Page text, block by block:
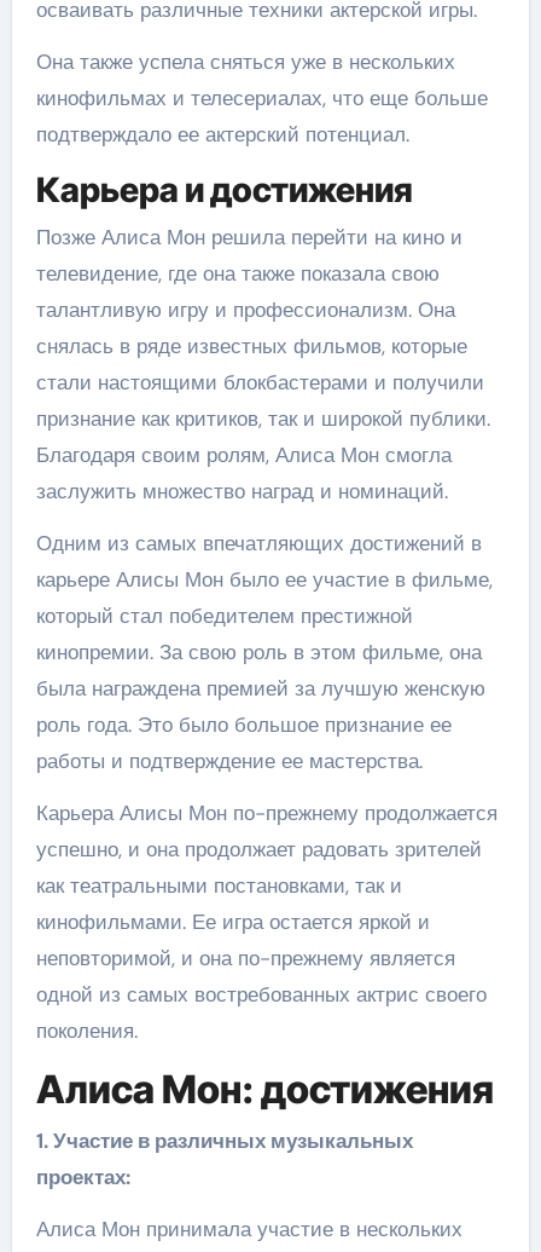
осваивать различные техники актерской игры.
Она также успела сняться уже в нескольких
кинофильмах и телесериалах, что еще больше
подтверждало ее актерский потенциал.
Карьера и достижения
Позже Алиса Мон решила перейти на кино и
телевидение, где она также показала свою
талантливую игру и профессионализм. Она
снялась в ряде известных фильмов, которые
стали настоящими блокбастерами и получили
признание как критиков, так и широкой публики.
Благодаря своим ролям, Алиса Мон смогла
заслужить множество наград и номинаций.
Одним из самых впечатляющих достижений в
карьере Алисы Мон было ее участие в фильме,
который стал победителем престижной
кинопремии. За свою роль в этом фильме, она
была награждена премией за лучшую женскую
роль года. Это было большое признание ее
работы и подтверждение ее мастерства.
Карьера Алисы Мон по-прежнему продолжается
успешно, и она продолжает радовать зрителей
как театральными постановками, так и
кинофильмами. Ее игра остается яркой и
неповторимой, и она по-прежнему является
одной из самых востребованных актрис своего
поколения.
Алиса Мон: достижения
1. Участие в различных музыкальных
проектах:
Алиса Мон принимала участие в нескольких